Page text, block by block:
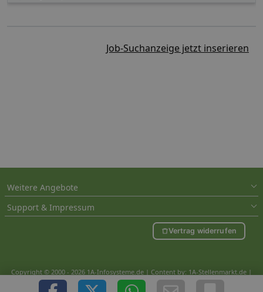
Job-Suchanzeige jetzt inserieren
Weitere Angebote
Support & Impressum
Vertrag widerrufen
Copyright © 2000 - 2026 1A-Infosysteme.de | Content by: 1A-Stellenmarkt.de |
08.08.2026| CFo: nur_Artikel|SEO_anpassung ( 1.155)